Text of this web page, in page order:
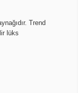
Trend
lüks